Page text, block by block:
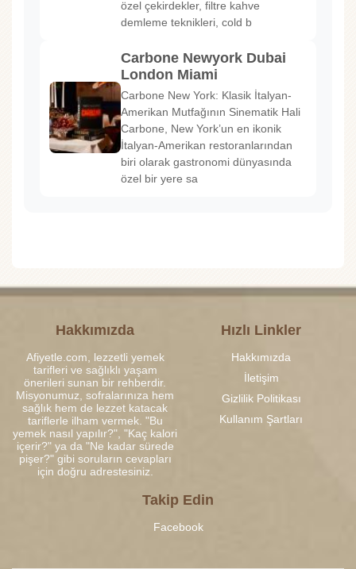
özel çekirdekler, filtre kahve
demleme teknikleri, cold b
Carbone Newyork Dubai
London Miami
Carbone New York: Klasik İtalyan-
Amerikan Mutfağının Sinematik Hali
Carbone, New York’un en ikonik
İtalyan-Amerikan restoranlarından
biri olarak gastronomi dünyasında
özel bir yere sa
Hakkımızda
Afiyetle.com, lezzetli yemek
tarifleri ve sağlıklı yaşam
önerileri sunan bir rehberdir.
Misyonumuz, sofralarınıza hem
sağlık hem de lezzet katacak
tariflerle ilham vermek. "Bu
yemek nasıl yapılır?", "Kaç kalori
içerir?" ya da "Ne kadar sürede
pişer?" gibi soruların cevapları
için doğru adrestesiniz.
Hızlı Linkler
Hakkımızda
İletişim
Gizlilik Politikası
Kullanım Şartları
Takip Edin
Facebook